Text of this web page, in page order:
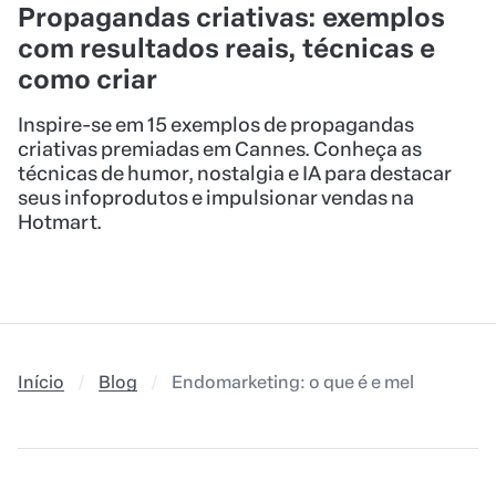
Propagandas criativas: exemplos
com resultados reais, técnicas e
como criar
Inspire-se em 15 exemplos de propagandas
criativas premiadas em Cannes. Conheça as
técnicas de humor, nostalgia e IA para destacar
seus infoprodutos e impulsionar vendas na
Hotmart.
Início Blog Endomarketing: o que é e melhores